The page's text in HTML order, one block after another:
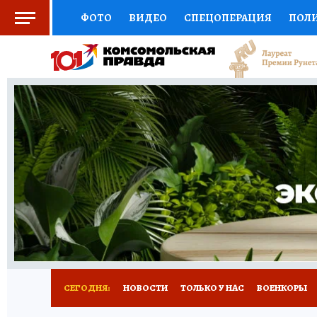
ФОТО ВИДЕО СПЕЦОПЕРАЦИЯ
СОЦПОДДЕРЖКА НАУКА СПОРТ
ВЫБОР ЭКСПЕРТОВ ДОКТОР
КНИЖНАЯ ПОЛКА ПРОГНОЗЫ НА СПОРТ
ПРЕСС-ЦЕНТР НЕДВИЖИМОСТЬ
РАДИО КП РЕКЛАМА ТЕСТЫ НОВОЕ
СЕГОДНЯ: НОВОСТИ ТОЛЬКО У НАС ВОЕНКОРЫ